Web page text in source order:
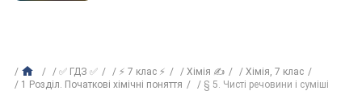
✅ ГДЗ ✅ ⚡ 7 клас ⚡ Хімія ✍
Хiмiя, 7 клас
1 Розділ. Початкові хімічні поняття
§ 5. Чисті речовини і суміші